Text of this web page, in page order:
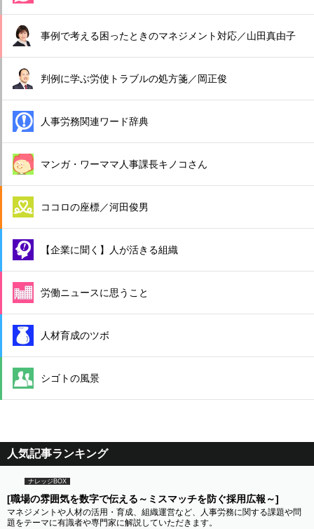
事例で考える困ったときのマネジメント対応／山田真由子
判例に学ぶ労使トラブルの処方箋／岡正俊
人事労務関連ワード辞典
マンガ・ワーママ人事課長キノコさん
ココロの座標／河田俊男
【企業に聞く】人が活きる組織
労働ニュースに思うこと
人材育成のツボ
シゴトの風景
人気記事ランキング
ナレッジBOX
[職場の雰囲気を数字で伝える～ミスマッチを防ぐ採用広報～]
マネジメントや人材の活用・育成、組織運営など、人事労務に関する課題や問
題をテーマに有識者や専門家に解説していただきます。